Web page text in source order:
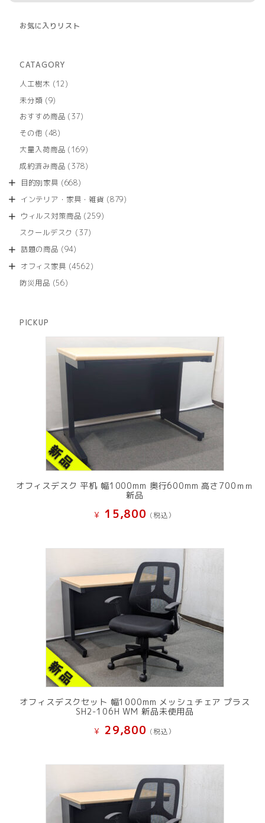
お気に入りリスト
CATAGORY
人工樹木
1212
商
未分類 99
の
商
おすすめ商品 3737
商
その他 4848
の
商
大量入荷商品 169169
の
成約済み商品 378378
商
目的別家具 668668
の
商
インテリア・家具・雑貨 879879
ウィルス対策商品 259259
スクールデスク 3737
商
話題の商品 9494
の
オフィス家具 45624562
防災用品 5656
PICKUP
オフィスデスク 平机 幅1000mm 奥行600mm 高さ700ｍｍ
新品
¥ 15,800 (税込）
オフィスデスクセット 幅1000mm メッシュチェア プラス
SH2-106H WM 新品未使用品
¥ 29,800 (税込）